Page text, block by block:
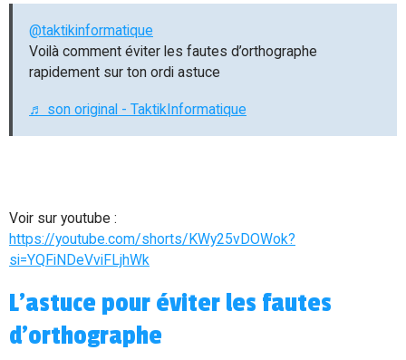
@taktikinformatique
Voilà comment éviter les fautes d’orthographe
rapidement sur ton ordi astuce
♬ son original - TaktikInformatique
Voir sur youtube :
https://youtube.com/shorts/KWy25vDOWok?
si=YQFiNDeVviFLjhWk
L'astuce pour éviter les fautes
d'orthographe